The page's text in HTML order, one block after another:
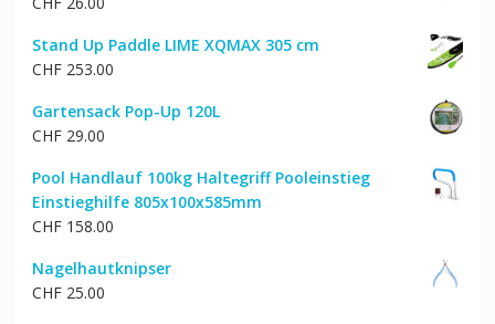
Stand Up Paddle LIME XQMAX 305 cm
CHF253.00
Gartensack Pop-Up 120L
CHF29.00
Pool Handlauf 100kg Haltegriff Pooleinstieg
Einstieghilfe 805x100x585mm
CHF158.00
Nagelhautknipser
CHF25.00